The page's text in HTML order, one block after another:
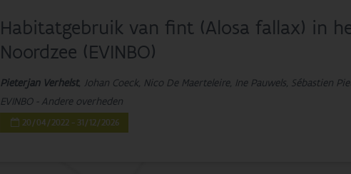
Habitatgebruik van fint (Alosa fallax) in
Noordzee (EVINBO)
Pieterjan Verhelst, Johan Coeck, Nico De Maerteleire, Ine Pauwels, Sébastien
EVINBO - Andere overheden
20/04/2022 - 31/12/2026